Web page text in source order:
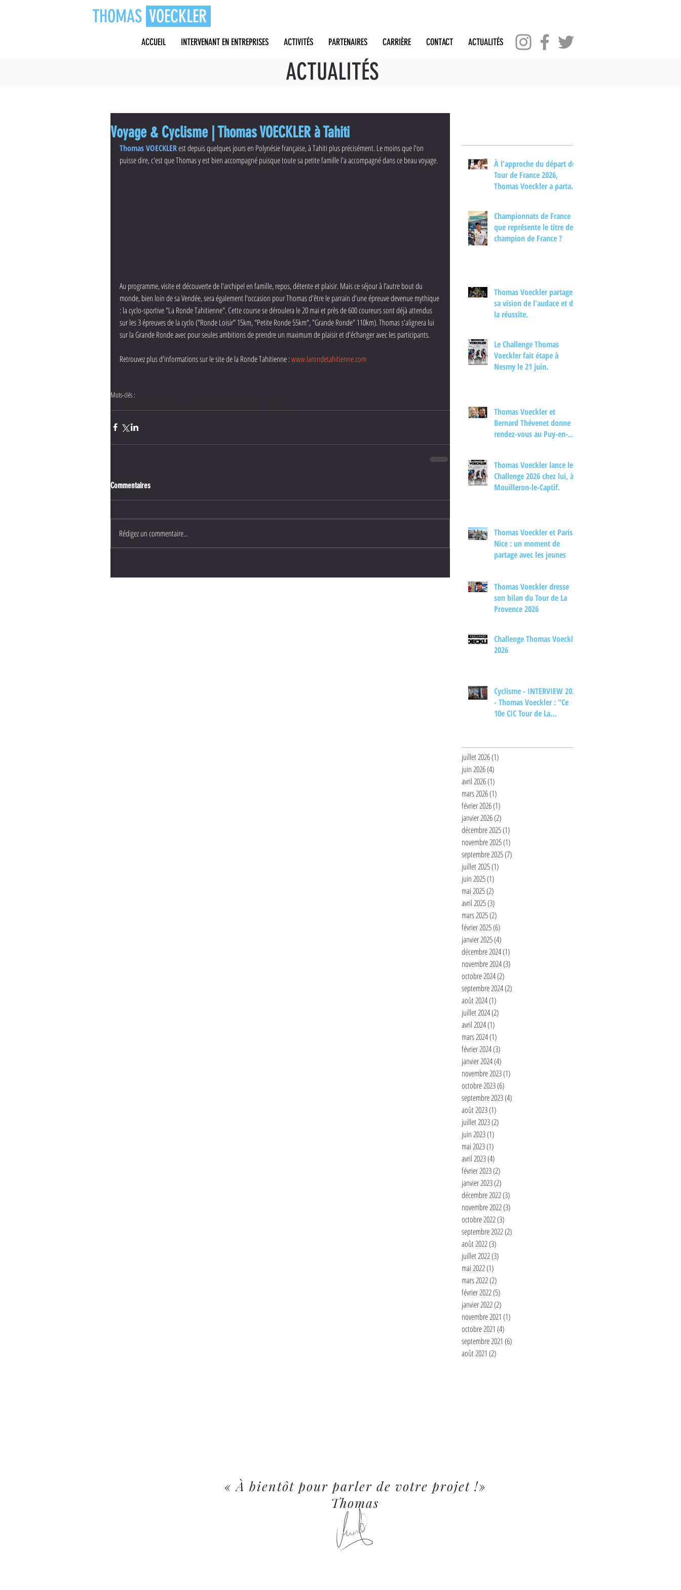
THOMAS VOECKLER
ACCUEIL INTERVENANT EN ENTREPRISES ACTIVITÉS PARTENAIRES CARRIÈRE CONTACT ACTUALITÉS
ACTUALITÉS
Voyage & Cyclisme | Thomas VOECKLER à Tahiti
Thomas VOECKLER est depuis quelques jours en Polynésie française, à Tahiti plus précisément. Le moins que l'on
puisse dire, c'est que Thomas y est bien accompagné puisque toute sa petite famille l'a accompagné dans ce beau voyage.
Au programme, visite et découverte de l'archipel en famille, repos, détente et plaisir. Mais ce séjour à l’autre bout du
monde, bien loin de sa Vendée, sera également l'occasion pour Thomas d'être le parrain d'une épreuve devenue mythique
: la cyclo-sportive "La Ronde Tahitienne". Cette course se déroulera le 20 mai et près de 600 coureurs sont déjà attendus
sur les 3 épreuves de la cyclo ("Ronde Loisir" 15km, "Petite Ronde 55km", "Grande Ronde" 110km). Thomas s'alignera lui
sur la Grande Ronde avec pour seules ambitions de prendre un maximum de plaisir et d'échanger avec les participants.
Retrouvez plus d'informations sur le site de la Ronde Tahitienne : www.larondetahitienne.com
Mots-clés :
Commentaires
Rédigez un commentaire...
À l'approche du départ du
Tour de France 2026,
Thomas Voeckler a partagé
nouvelle édition dans une
interview.
Championnats de France :
que représente le titre de
champion de France ?
Thomas Voeckler partage
sa vision de l'audace et de
la réussite.
Le Challenge Thomas
Voeckler fait étape à
Nesmy le 21 juin.
Thomas Voeckler et
Bernard Thévenet donne
rendez-vous au Puy-en-
cyclisme
Thomas Voeckler lance le
Challenge 2026 chez lui, à
Mouilleron-le-Captif.
Thomas Voeckler et Paris-
Nice : un moment de
partage avec les jeunes
Thomas Voeckler dresse
son bilan du Tour de La
Provence 2026
Challenge Thomas Voeckler
2026
Cyclisme - INTERVIEW 2026
- Thomas Voeckler : "Ce
10e CIC Tour de La
juillet 2026(1)
juin 2026(4)
avril 2026(1)
mars 2026(1)
février 2026(1)
janvier 2026(2)
décembre 2025(1)
novembre 2025(1)
septembre 2025(7)
juillet 2025(1)
juin 2025(1)
mai 2025(2)
avril 2025(3)
mars 2025(2)
février 2025(6)
janvier 2025(4)
décembre 2024(1)
novembre 2024(3)
octobre 2024(2)
septembre 2024(2)
août 2024(1)
juillet 2024(2)
avril 2024(1)
mars 2024(1)
février 2024(3)
janvier 2024(4)
novembre 2023(1)
octobre 2023(6)
septembre 2023(4)
août 2023(1)
juillet 2023(2)
juin 2023(1)
mai 2023(1)
avril 2023(4)
février 2023(2)
janvier 2023(2)
décembre 2022(3)
novembre 2022(3)
octobre 2022(3)
septembre 2022(2)
août 2022(3)
juillet 2022(3)
mai 2022(1)
mars 2022(2)
février 2022(5)
janvier 2022(2)
novembre 2021 (1)
octobre 2021 (4)
septembre 2021 (6)
août 2021 (2)
« À bientôt pour parler de votre projet !»
Thomas